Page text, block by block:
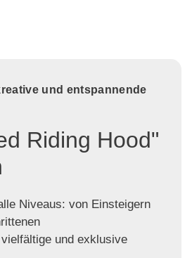
und entspannende
Riding Hood"
Niveaus: von Einsteigern
und exklusive